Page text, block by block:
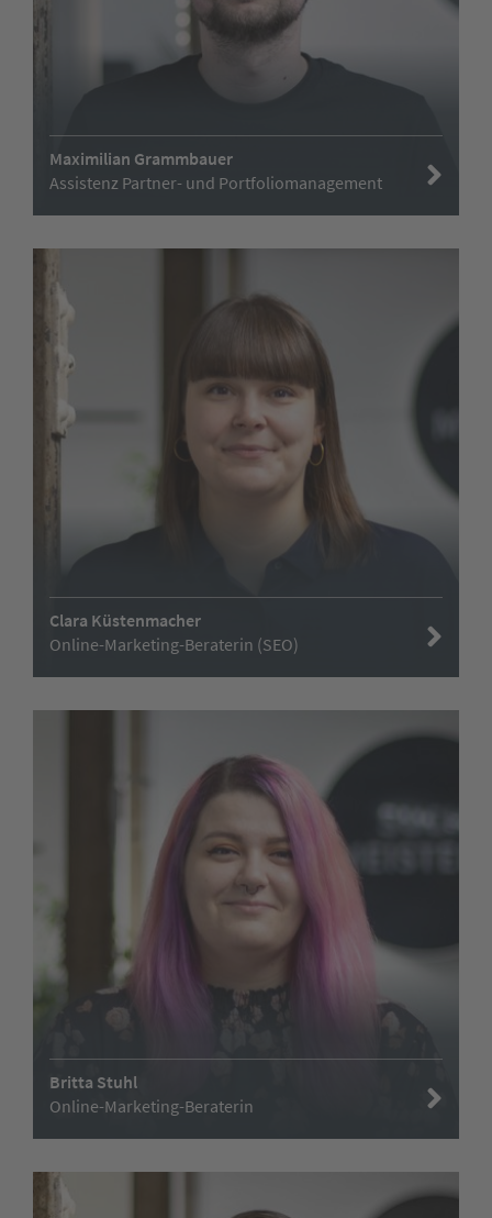
Maximilian Grammbauer
Assistenz Partner- und Portfoliomanagement
Clara Küstenmacher
Online-Marketing-Beraterin (SEO)
Britta Stuhl
Online-Marketing-Beraterin